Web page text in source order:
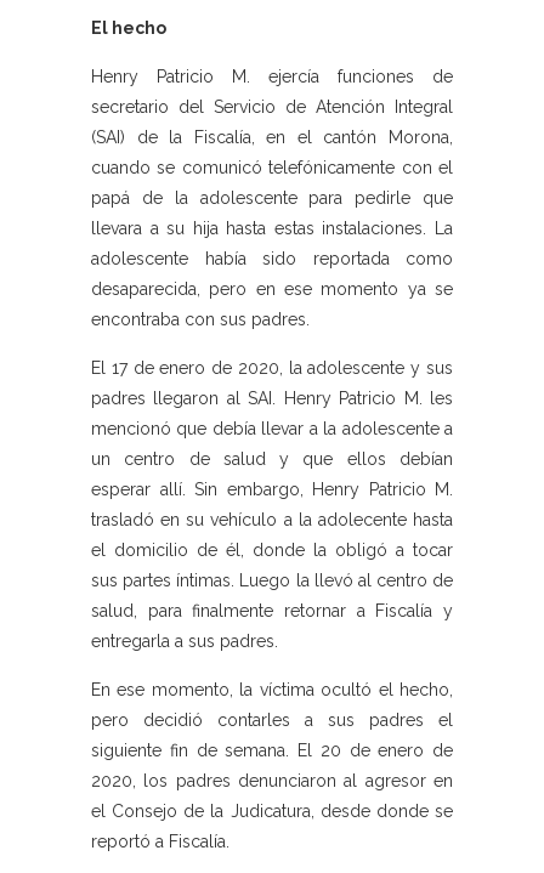
El hecho
Henry Patricio M. ejercía funciones de
secretario del Servicio de Atención Integral
(SAI) de la Fiscalía, en el cantón Morona,
cuando se comunicó telefónicamente con el
papá de la adolescente para pedirle que
llevara a su hija hasta estas instalaciones. La
adolescente había sido reportada como
desaparecida, pero en ese momento ya se
encontraba con sus padres.
El 17 de enero de 2020, la adolescente y sus
padres llegaron al SAI. Henry Patricio M. les
mencionó que debía llevar a la adolescente a
un centro de salud y que ellos debían
esperar allí. Sin embargo, Henry Patricio M.
trasladó en su vehículo a la adolecente hasta
el domicilio de él, donde la obligó a tocar
sus partes íntimas. Luego la llevó al centro de
salud, para finalmente retornar a Fiscalía y
entregarla a sus padres.
En ese momento, la víctima ocultó el hecho,
pero decidió contarles a sus padres el
siguiente fin de semana. El 20 de enero de
2020, los padres denunciaron al agresor en
el Consejo de la Judicatura, desde donde se
reportó a Fiscalía.